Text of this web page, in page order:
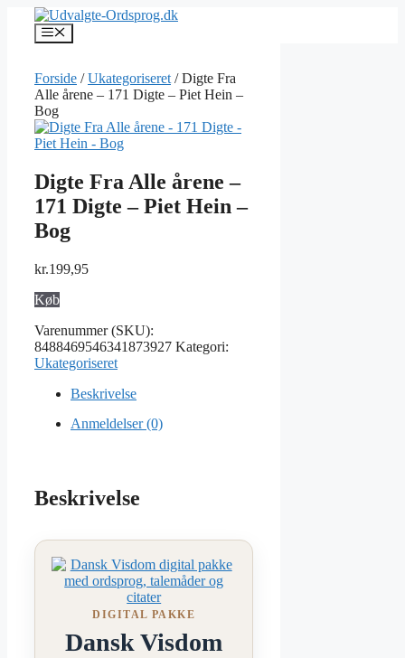
indhold
Menu
Forside /Ukategoriseret / Digte Fra
Alle årene – 171 Digte – Piet Hein –
Bog
Digte Fra Alle årene –
171 Digte – Piet Hein –
Bog
kr.199,95
Køb
Varenummer (SKU):
8488469546341873927 Kategori:
Ukategoriseret
Beskrivelse
Anmeldelser (0)
Beskrivelse
DIGITAL PAKKE
Dansk Visdom